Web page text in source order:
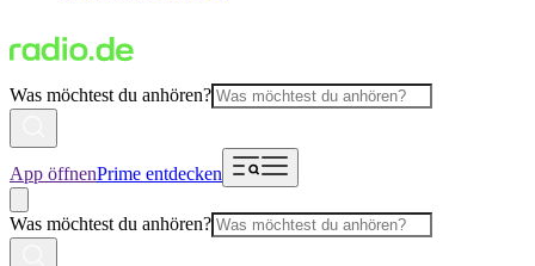
Was möchtest du anhören?
App öffnenPrime entdecken
Was möchtest du anhören?